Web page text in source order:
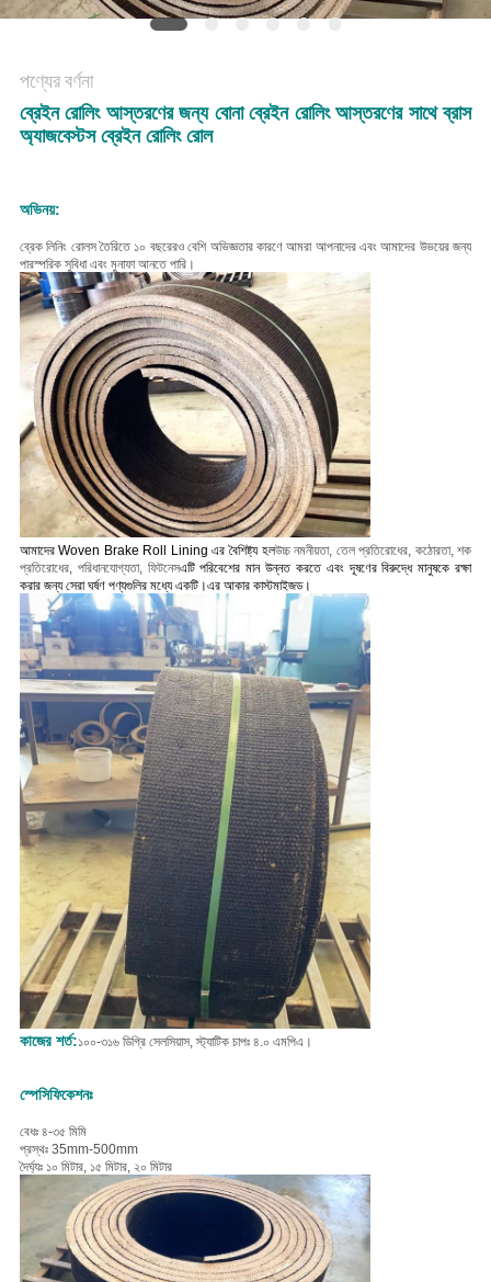
পণ্যের বর্ণনা
ব্রেইন রোলিং আস্তরণের জন্য বোনা ব্রেইন রোলিং আস্তরণের সাথে ব্রাস
অ্যাজবেস্টস ব্রেইন রোলিং রোল
অভিনয়:
ব্রেক লিনিং রোলস তৈরিতে ১০ বছরেরও বেশি অভিজ্ঞতার কারণে আমরা আপনাদের এবং আমাদের উভয়ের জন্য
পারস্পরিক সুবিধা এবং মুনাফা আনতে পারি।
আমাদের Woven Brake Roll Lining এর বৈশিষ্ট্য হলউচ্চ নমনীয়তা, তেল প্রতিরোধের, কঠোরতা, শক
প্রতিরোধের, পরিধানযোগ্যতা, ফিটনেসএটি পরিবেশের মান উন্নত করতে এবং দূষণের বিরুদ্ধে মানুষকে রক্ষা
করার জন্য সেরা ঘর্ষণ পণ্যগুলির মধ্যে একটি।এর আকার কাস্টমাইজড।
কাজের শর্ত:১০০-৩১৬ ডিগ্রি সেলসিয়াস, স্ট্যাটিক চাপঃ ৪.০ এমপিএ।
স্পেসিফিকেশনঃ
বেধঃ ৪-৩৫ মিমি
প্রস্থঃ 35mm-500mm
দৈর্ঘ্যঃ ১০ মিটার, ১৫ মিটার, ২০ মিটার